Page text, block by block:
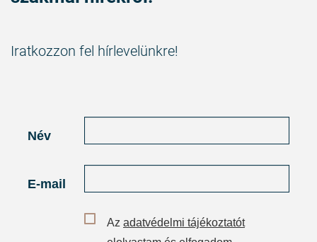
Iratkozzon fel hírlevelünkre!
Név
E-mail
Az adatvédelmi tájékoztatót